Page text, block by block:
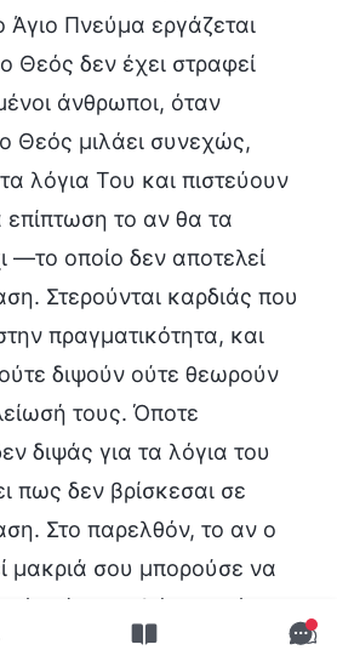
Άγιο Πνεύμα εργάζεται
Θεός δεν έχει στραφεί
άνθρωποι, όταν
Θεός μιλάει συνεχώς,
λόγια Του και πιστεύουν
επίπτωση το αν θα τα
οποίο δεν αποτελεί
Στερούνται καρδιάς που
πραγματικότητα, και
διψούν ούτε θεωρούν
τους. Όποτε
διψάς για τα λόγια του
πως δεν βρίσκεσαι σε
Στο παρελθόν, το αν ο
μακριά σου μπορούσε να
εάν είχες γαλήνη εντός σου
απόλαυση. Τώρα, το βασικό